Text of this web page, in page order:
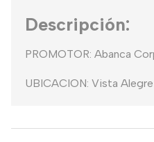
Descripción:
PROMOTOR: Abanca
UBICACION: Vista Alegre